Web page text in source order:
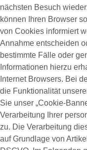
nächsten Besuch
können Ihren Browser
von Cookies informiert
Annahme entscheiden
bestimmte Fälle oder
Informationen hierzu
Internet Browsers. Bei
die Funktionalität
Sie unser „Cookie-
Verarbeitung Ihrer
zu. Die Verarbeitung
auf Grundlage von